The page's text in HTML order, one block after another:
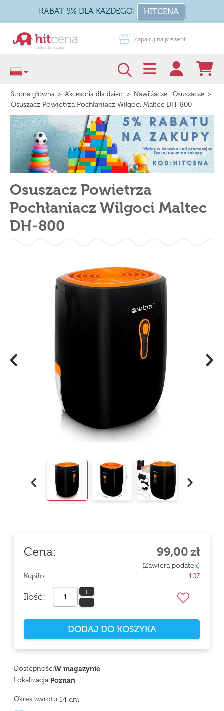
RABAT 5% DLA KAŻDEGO! HITCENA
Zapakuj na prezent Darmowa dostawa od 99 zł
Strona główna > Akcesoria dla dzieci > Nawilżacze i Osuszacze >
Osuszacz Powietrza Pochłaniacz Wilgoci Maltec DH-800
Osuszacz Powietrza
Pochłaniacz Wilgoci Maltec
DH-800
Cena: 99,00zł
(Zawiera podatek)
Kupiło:
107
Ilość:
+
−
DODAJ DO KOSZYKA
Dostępność:W magazynie
Lokalizacja:Poznań
Okres zwrotu:14 dni